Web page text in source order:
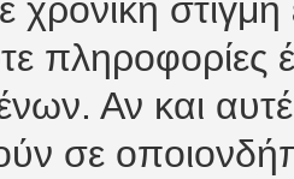
στιγμή
πληροφορίες
Αν και
σε